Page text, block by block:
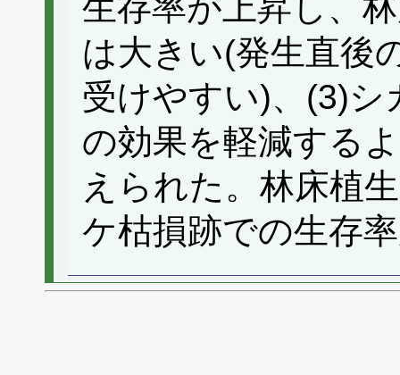
生存率が上昇し、
は大きい(発生直後
受けやすい)、(3)シ
の効果を軽減する
えられた。林床植
ケ枯損跡での生存